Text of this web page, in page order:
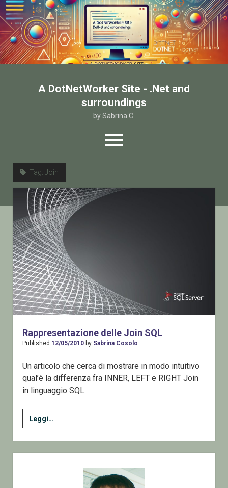
A DotNetWorker Site - .Net and
surroundings
by Sabrina C.
open
menu
Home
Tag: Join
Rappresentazione delle Join SQL
Published 12/05/2010by Sabrina Cosolo
Un articolo che cerca di mostrare in modo intuitivo
qual’è la differenza fra INNER, LEFT e RIGHT Join
in linguaggio SQL.
Leggi…Rappresentazione
delle
Join
SQL